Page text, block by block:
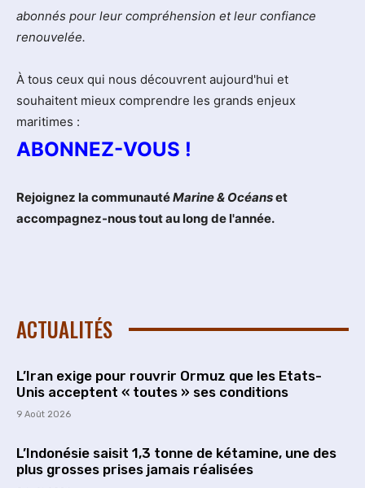
abonnés pour leur compréhension et leur confiance
renouvelée.
À tous ceux qui nous découvrent aujourd'hui et
souhaitent mieux comprendre les grands enjeux
maritimes :
ABONNEZ-VOUS !
Rejoignez la communautéMarine & Océanset
accompagnez-nous tout au long de l'année.
ACTUALITÉS
L’Iran exige pour rouvrir Ormuz que les Etats-
Unis acceptent « toutes » ses conditions
9 Août 2026
L’Indonésie saisit 1,3 tonne de kétamine, une des
plus grosses prises jamais réalisées